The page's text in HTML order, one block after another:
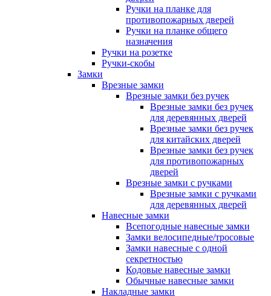
Ручки на планке для
противопожарных дверей
Ручки на планке общего
назначения
Ручки на розетке
Ручки-скобы
Замки
Врезные замки
Врезные замки без ручек
Врезные замки без ручек
для деревянных дверей
Врезные замки без ручек
для китайских дверей
Врезные замки без ручек
для противопожарных
дверей
Врезные замки с ручками
Врезные замки с ручками
для деревянных дверей
Навесные замки
Всепогодные навесные замки
Замки велосипедные/тросовые
Замки навесные с одной
секретностью
Кодовые навесные замки
Обычные навесные замки
Накладные замки